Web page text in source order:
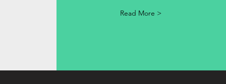
Read More >